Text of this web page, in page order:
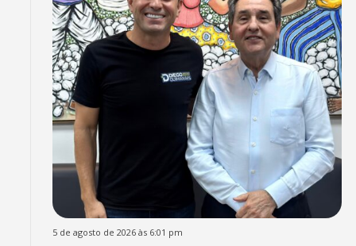
5 de agosto de 2026 às 6:01 pm